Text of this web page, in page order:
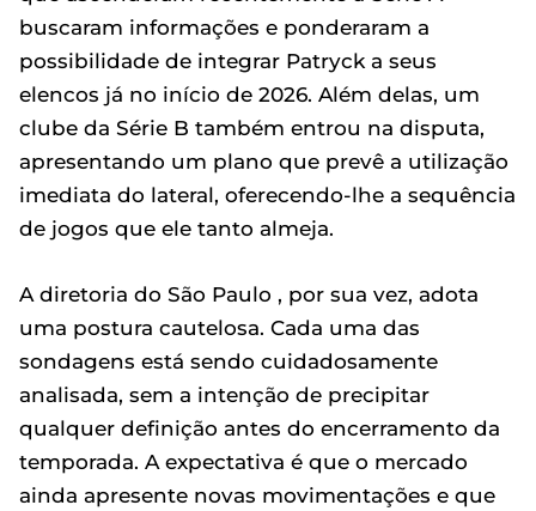
buscaram informações e ponderaram a
possibilidade de integrar Patryck a seus
elencos já no início de 2026. Além delas, um
clube da Série B também entrou na disputa,
apresentando um plano que prevê a utilização
imediata do lateral, oferecendo-lhe a sequência
de jogos que ele tanto almeja.
A diretoria do São Paulo , por sua vez, adota
uma postura cautelosa. Cada uma das
sondagens está sendo cuidadosamente
analisada, sem a intenção de precipitar
qualquer definição antes do encerramento da
temporada. A expectativa é que o mercado
ainda apresente novas movimentações e que